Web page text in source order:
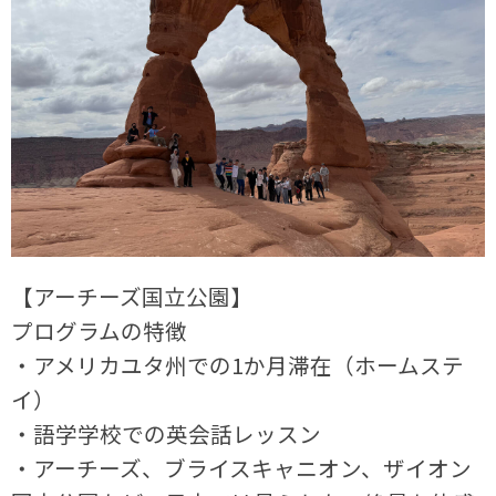
【アーチーズ国立公園】
プログラムの特徴
・アメリカユタ州での1か月滞在（ホームステ
イ）
・語学学校での英会話レッスン
・アーチーズ、ブライスキャニオン、ザイオン